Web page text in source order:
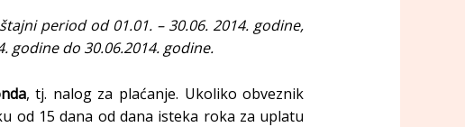
period od 01.01. – 30.06. 2014. godine,
godine do 30.06.2014. godine.
, tj. nalog za plaćanje. Ukoliko obveznik
od 15 dana od dana isteka roka za uplatu